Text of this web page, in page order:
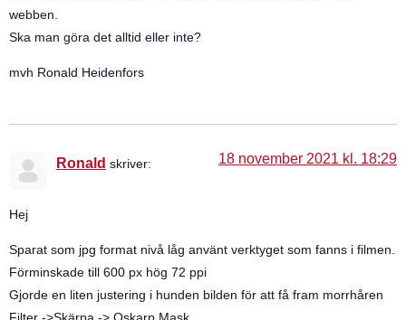
webben.
Ska man göra det alltid eller inte?
mvh Ronald Heidenfors
Ronald skriver: 18 november 2021 kl. 18:29
Hej
Sparat som jpg format nivå låg använt verktyget som fanns i filmen.
Förminskade till 600 px hög 72 ppi
Gjorde en liten justering i hunden bilden för att få fram morrhåren